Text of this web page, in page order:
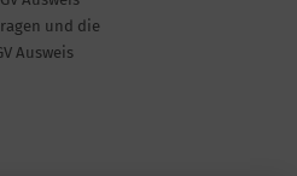
und die
Ausweis